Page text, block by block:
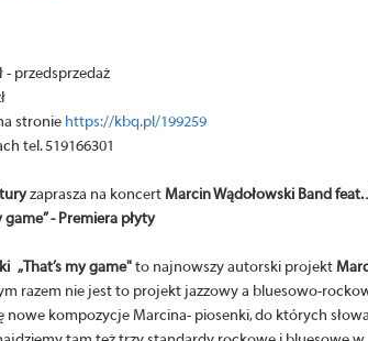
- przedsprzedaż
stronie https://kbq.pl/199259
tel. 519166301
zaprasza na koncertMarcin Wądołowski Band feat.
game” - Premiera płyty
„That’s my game"to najnowszy autorski projekt
razem nie jest to projekt jazzowy a bluesowo-
nowe kompozycje Marcina- piosenki, do których